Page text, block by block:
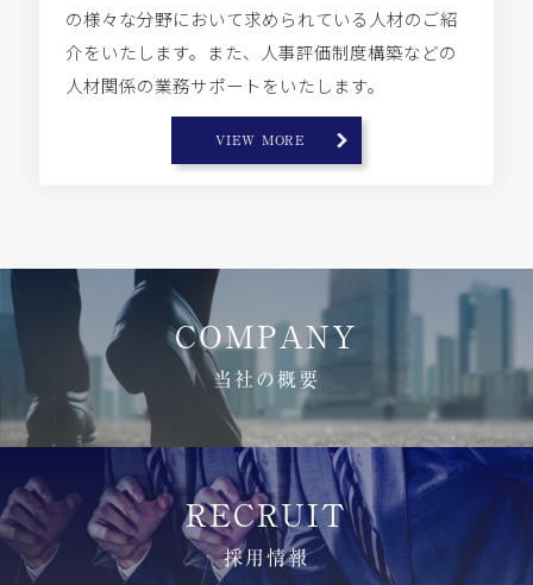
の様々な分野において求められている人材のご紹
介をいたします。また、人事評価制度構築などの
人材関係の業務サポートをいたします。
VIEW MORE
COMPANY
当社の概要
RECRUIT
採用情報